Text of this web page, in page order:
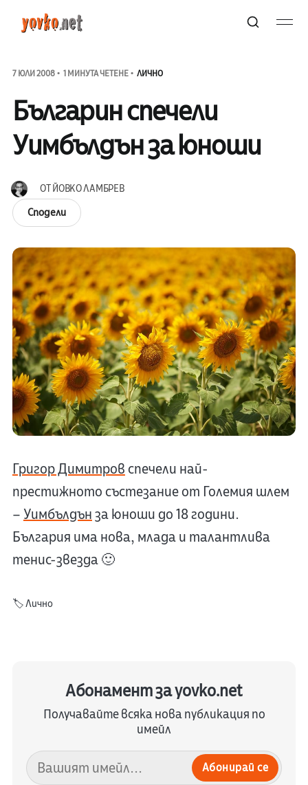
7 ЮЛИ 2008 1 МИНУТА ЧЕТЕНЕ ЛИЧНО
Българин спечели
Уимбълдън за юноши
ОТЙОВКО ЛАМБРЕВ
Сподели
Григор Димитров спечели най-
престижното състезание от Големия шлем
– Уимбълдънза юноши до 18 години.
България има нова, млада и талантлива
тенис-звезда 🙂
🏷️Лично
Абонамент за yovko.net
Получавайте всяка нова публикация по
имейл
Абонирай се